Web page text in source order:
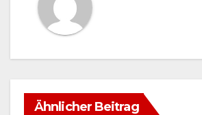
Ähnlicher Beitrag